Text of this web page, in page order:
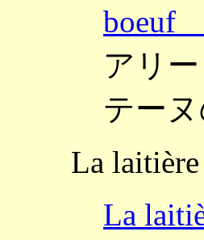
boeuf
アリ
テー
La
La